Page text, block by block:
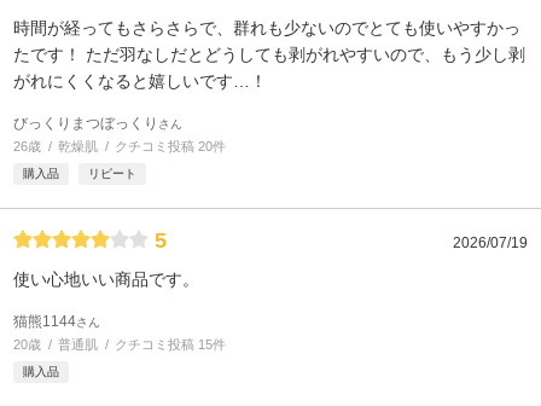
時間が経ってもさらさらで、群れも少ないのでとても使いやすかっ
たです！ ただ羽なしだとどうしても剥がれやすいので、もう少し剥
がれにくくなると嬉しいです…！
びっくりまつぼっくり さん
26歳 乾燥肌 クチコミ投稿 20件
購入品 リピート
5 2026/07/19
使い心地いい商品です。
猫熊1144さん
20歳 普通肌 クチコミ投稿 15件
購入品